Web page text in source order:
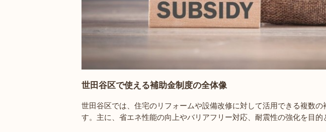
世田谷区で使える補助金制度の全体像
世田谷区では、住宅のリフォームや設備改修に対して活用できる複数の
す。主に、省エネ性能の向上やバリアフリー対応、耐震性の強化を目的